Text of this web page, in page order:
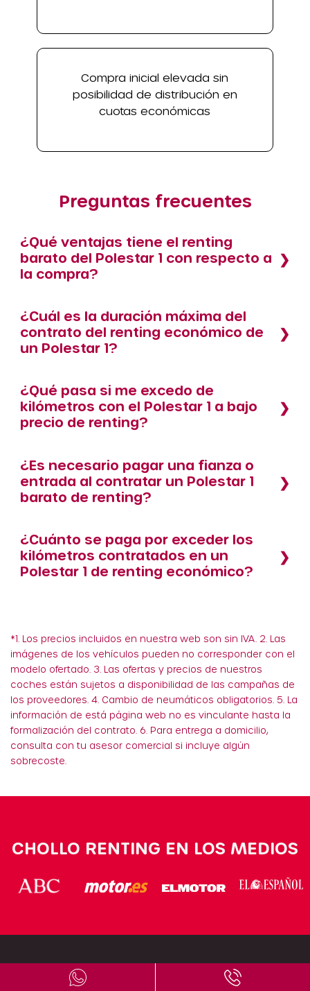
Compra inicial elevada sin
posibilidad de distribución en
cuotas económicas
Preguntas frecuentes
¿Qué ventajas tiene el renting
barato del Polestar 1 con respecto a
la compra?
¿Cuál es la duración máxima del
contrato del renting económico de
un Polestar 1?
¿Qué pasa si me excedo de
kilómetros con el Polestar 1 a bajo
precio de renting?
¿Es necesario pagar una fianza o
entrada al contratar un Polestar 1
barato de renting?
¿Cuánto se paga por exceder los
kilómetros contratados en un
Polestar 1 de renting económico?
*1. Los precios incluidos en nuestra web son sin IVA. 2. Las
imágenes de los vehículos pueden no corresponder con el
modelo ofertado. 3. Las ofertas y precios de nuestros
coches están sujetos a disponibilidad de las campañas de
los proveedores. 4. Cambio de neumáticos obligatorios. 5. La
información de está página web no es vinculante hasta la
formalización del contrato. 6. Para entrega a domicilio,
consulta con tu asesor comercial si incluye algún
sobrecoste.
CHOLLO RENTING EN LOS MEDIOS